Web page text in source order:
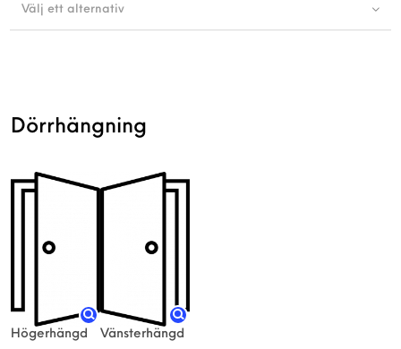
Välj ett alternativ
Dörrhängning
Högerhängd Vänsterhängd